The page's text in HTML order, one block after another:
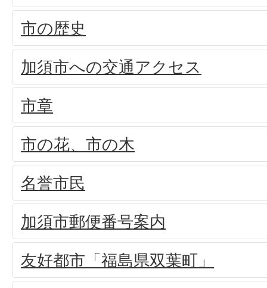
市の歴史
加須市への交通アクセス
市章
市の花、市の木
名誉市民
加須市郵便番号案内
友好都市「福島県双葉町」